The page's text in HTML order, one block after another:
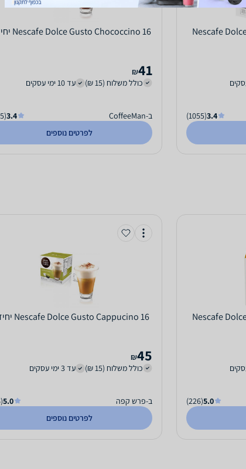
Nescafe
3.4
(1055)
Nescafe Dolce Gusto Chococcino 16 יחידות
41
₪
כולל משלוח (15 ₪)
עד 10 ימי עסקים
ב-CoffeeMan 3.4
(1055)
לפרטים נוספים
Nescafe
5.0
(226)
Nescafe Dolce Gusto Cappucino 16 יחידות
45
₪
כולל משלוח (15 ₪)
עד 3 ימי עסקים
ב-פרש קפה 5.0
(226)
לפרטים נוספים